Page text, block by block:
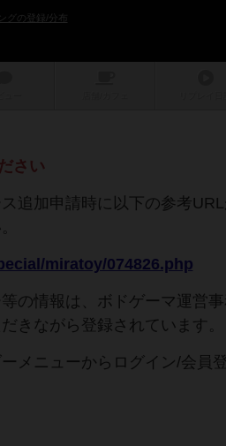
グの登録/分布
さい
追加申請時に以下の参考
miratoy/074826.php
の情報は、ボドゲーマ運営
きながら登録されています。
メニューからログイン/会員